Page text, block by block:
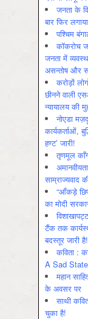
जनता के
बार फिर
पश्चिम
कॉकरोच
जनता में
असन्‍तोष और
करोड़ों
छीनने वाली
न्यायालय की
नोएडा
कार्यकर्ताओं,
हण्ट’ जारी!
तृणमूल
साम्राज्यवाद
“आँकड़े
का मोदी
टैंक तक
बदस्तूर जारी है!
कविता :
A Sad
महान
के अवसर पर
साथी
चुका है!